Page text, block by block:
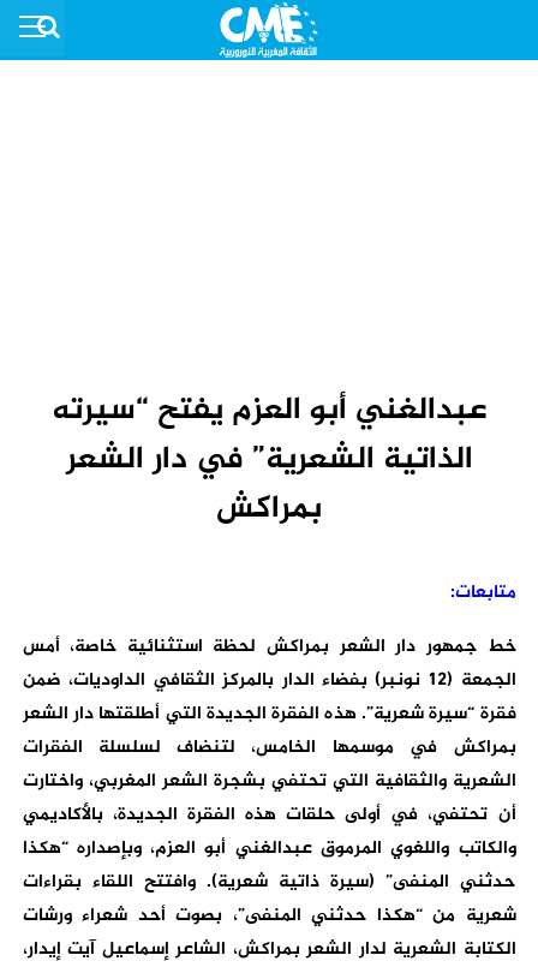
عبدالغني أبو العزم يفتح “سيرته
الذاتية الشعرية” في دار الشعر
بمراكش
متابعات:
خط جمهور دار الشعر بمراكش لحظة استثنائية خاصة، أمس
الجمعة (12 نونبر) بفضاء الدار بالمركز الثقافي الداوديات، ضمن
فقرة “سيرة شعرية”. هذه الفقرة الجديدة التي أطلقتها دار الشعر
بمراكش في موسمها الخامس، لتنضاف لسلسلة الفقرات
الشعرية والثقافية التي تحتفي بشجرة الشعر المغربي، واختارت
أن تحتفي، في أولى حلقات هذه الفقرة الجديدة، بالأكاديمي
والكاتب واللغوي المرموق عبدالغني أبو العزم، وبإصداره “هكذا
حدثني المنفى” (سيرة ذاتية شعرية). وافتتح اللقاء بقراءات
شعرية من “هكذا حدثني المنفى”، بصوت أحد شعراء ورشات
الكتابة الشعرية لدار الشعر بمراكش، الشاعر إسماعيل آيت إيدار،